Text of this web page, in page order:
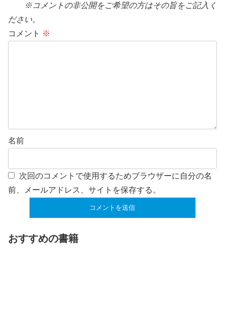
※コメントの非公開をご希望の方はその旨をご記入く
ださい。
コメント ※
名前
次回のコメントで使用するためブラウザーに自分の名
前、メールアドレス、サイトを保存する。
おすすめの書籍